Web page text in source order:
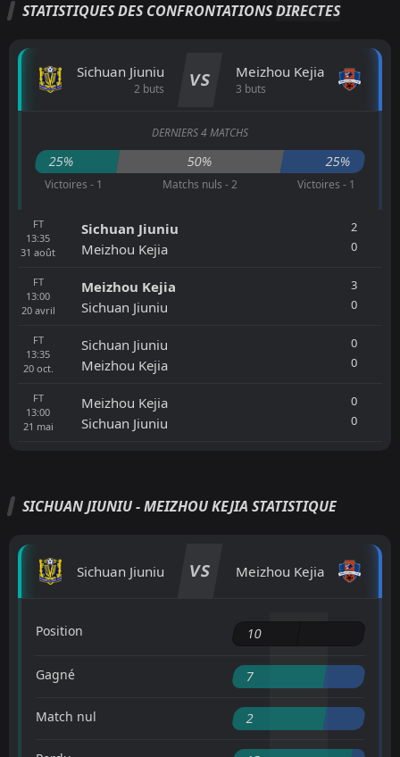
STATISTIQUES DES CONFRONTATIONS DIRECTES
Sichuan Jiuniu
2 buts VS Meizhou Kejia
3 buts
DERNIERS 4 MATCHS
25% 50% 25%
Victoires - 1 Matchs nuls - 2 Victoires - 1
FT
13:35
31 août
Sichuan Jiuniu
Meizhou Kejia
2
0
FT
13:00
20 avril
Meizhou Kejia
Sichuan Jiuniu
3
0
FT
13:35
20 oct.
Sichuan Jiuniu
Meizhou Kejia
0
0
FT
13:00
21 mai
Meizhou Kejia
Sichuan Jiuniu
0
0
SICHUAN JIUNIU - MEIZHOU KEJIA STATISTIQUE
Sichuan Jiuniu VS Meizhou Kejia
Position 10
Gagné 7
Match nul 2